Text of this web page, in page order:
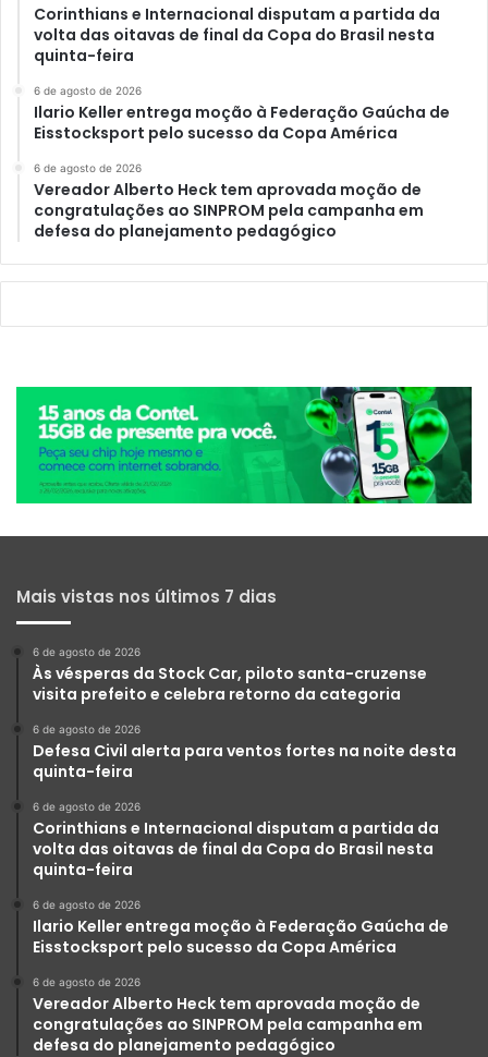
Corinthians e Internacional disputam a partida da
volta das oitavas de final da Copa do Brasil nesta
quinta-feira
6 de agosto de 2026
Ilario Keller entrega moção à Federação Gaúcha de
Eisstocksport pelo sucesso da Copa América
6 de agosto de 2026
Vereador Alberto Heck tem aprovada moção de
congratulações ao SINPROM pela campanha em
defesa do planejamento pedagógico
Mais vistas nos últimos 7 dias
6 de agosto de 2026
Às vésperas da Stock Car, piloto santa-cruzense
visita prefeito e celebra retorno da categoria
6 de agosto de 2026
Defesa Civil alerta para ventos fortes na noite desta
quinta-feira
6 de agosto de 2026
Corinthians e Internacional disputam a partida da
volta das oitavas de final da Copa do Brasil nesta
quinta-feira
6 de agosto de 2026
Ilario Keller entrega moção à Federação Gaúcha de
Eisstocksport pelo sucesso da Copa América
6 de agosto de 2026
Vereador Alberto Heck tem aprovada moção de
congratulações ao SINPROM pela campanha em
defesa do planejamento pedagógico